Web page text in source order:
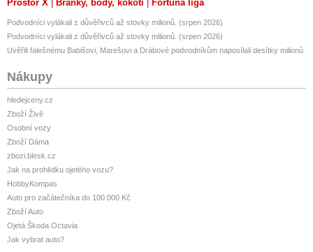
Prostor X Branky, body, kokoti Fortuna liga
Podvodníci vylákali z důvěřivců až stovky milionů. (srpen 2026)
Podvodníci vylákali z důvěřivců až stovky milionů. (srpen 2026)
Uvěřili falešnému Babišovi, Marešovi a Drábové podvodníkům naposílali desítky milionů
Nákupy
hledejceny.cz
Zboží Živě
Osobní vozy
Zboží Dáma
zbozi.blesk.cz
Jak na prohlídku ojetého vozu?
HobbyKompas
Auto pro začátečníka do 100 000 Kč
Zboží Auto
Ojetá Škoda Octavia
Jak vybrat auto?